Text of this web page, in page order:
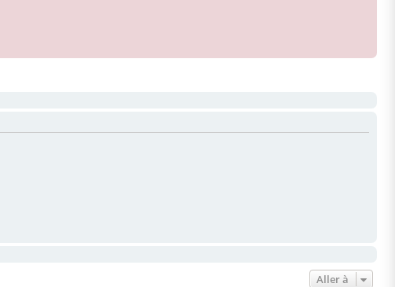
Aller à